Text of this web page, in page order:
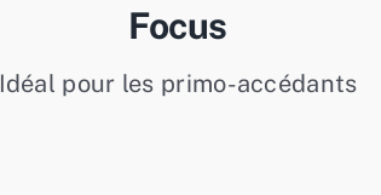
Focus
Idéal pour les primo-accédants